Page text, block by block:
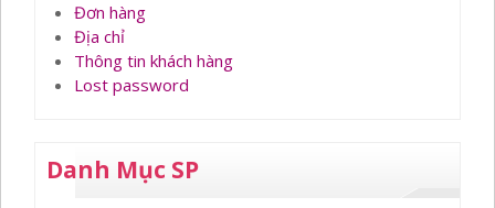
Đơn hàng
Địa chỉ
Thông tin khách hàng
Lost password
Danh Mục SP